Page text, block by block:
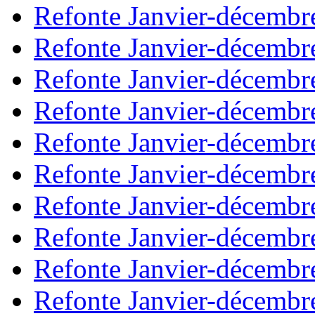
Refonte Janvier-
Refonte Janvier-
Refonte Janvier-
Refonte Janvier-
Refonte Janvier-
Refonte Janvier-
Refonte Janvier-
Refonte Janvier-
Refonte Janvier-
Refonte Janvier-